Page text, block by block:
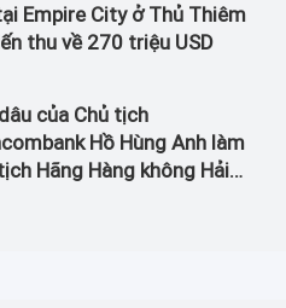
Empire City ở Thủ Thiêm
thu về 270 triệu USD
của Chủ tịch
Hồ Hùng Anh làm
Hãng Hàng không Hải